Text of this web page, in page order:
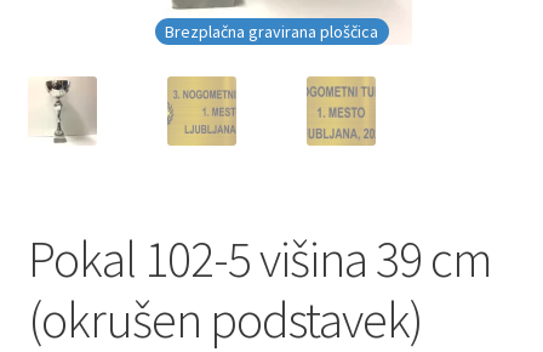
Brezplačna gravirana ploščica
Pokal 102-5 višina 39 cm
(okrušen podstavek)